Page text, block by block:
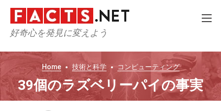
好奇心を発見に変えよう
Home 技術と科学 コンピューティング
39個のラズベリーパイの事実